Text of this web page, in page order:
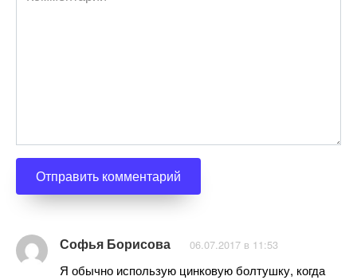
Софья Борисова 06.07.2017 в 11:53
Я обычно использую цинковую болтушку, когда